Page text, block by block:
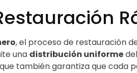
Restauración
, el proceso de restauración
una distribución uniforme
también garantiza que